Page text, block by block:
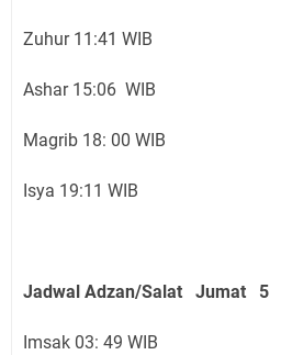
Zuhur 11:41 WIB
Ashar 15:06 WIB
Magrib 18: 00 WIB
Isya 19:11 WIB
Jadwal Adzan/Salat Jumat 5
Imsak 03: 49 WIB